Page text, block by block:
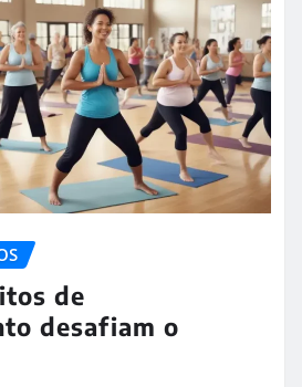
de
desafiam o